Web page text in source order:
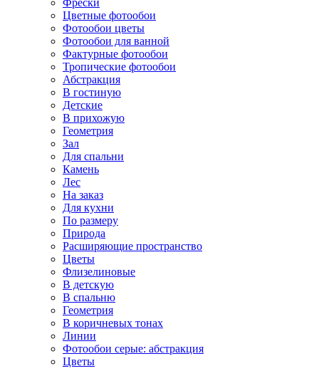
Фрески
Цветные фотообои
Фотообои цветы
Фотообои для ванной
Фактурные фотообои
Тропические фотообои
Абстракция
В гостиную
Детские
В прихожую
Геометрия
Зал
Для спальни
Камень
Лес
На заказ
Для кухни
По размеру
Природа
Расширяющие пространство
Цветы
Флизелиновые
В детскую
В спальню
Геометрия
В коричневых тонах
Линии
Фотообои серые: абстракция
Цветы